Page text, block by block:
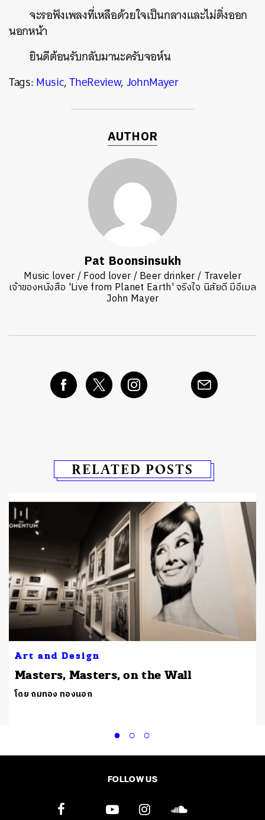
จะรอฟังเพลงที่เหลือด้วยใจเป็นกลางและไม่ติ่งออก
นอกหน้า
ยินดีต้อนรับกลับมานะครับจอห์น
Tags:Music,TheReview,JohnMayer
AUTHOR
Pat Boonsinsukh
Music lover / Food lover / Beer drinker / Traveler
เจ้าของหนังสือ 'Live from Planet Earth' จริงใจ นิสัยดี มีอีเมล
John Mayer
RELATED POSTS
Art and Design
Masters, Masters, on the Wall
โดย ถมทอง ทองนอก
FOLLOW US